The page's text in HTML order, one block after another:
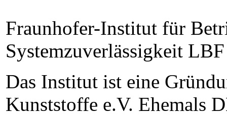
Fraunhofer-Institut für
Systemzuverlässigkeit
Das Institut ist eine
Kunststoffe e.V. Ehemals